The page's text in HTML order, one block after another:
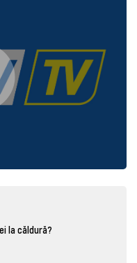
la căldură?